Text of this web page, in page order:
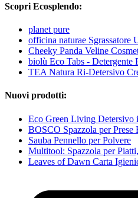
Scopri Ecosplendo:
planet pure
officina naturae Sgrassatore
Cheeky Panda Veline
biolù Eco Tabs - Detergente
TEA Natura Ri-Detersivo
Nuovi prodotti:
Eco Green Living Detersivo
BOSCO Spazzola per
Sauba Pennello per Polvere
Multitool: Spazzola per
Leaves of Dawn Carta